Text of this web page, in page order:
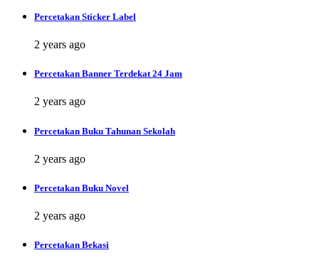
Percetakan Sticker Label
2 years ago
Percetakan Banner Terdekat 24 Jam
2 years ago
Percetakan Buku Tahunan Sekolah
2 years ago
Percetakan Buku Novel
2 years ago
Percetakan Bekasi